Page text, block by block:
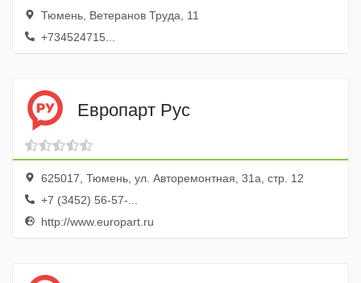
Тюмень, Ветеранов Труда, 11
+734524715...
Европарт Рус
625017, Тюмень, ул. Авторемонтная, 31а, стр. 12
+7 (3452) 56-57-...
http://www.europart.ru